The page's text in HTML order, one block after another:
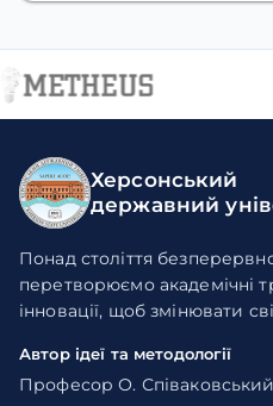
Херсонський
державний
Понад століття
перетворюємо академічні
інновації, щоб змінювати
Автор ідеї та методології
Професор О. Співаковський